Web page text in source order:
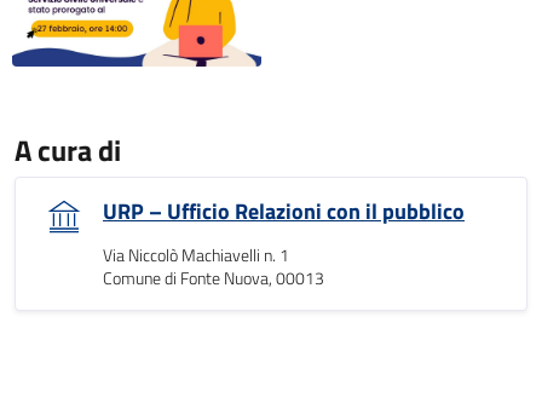
A cura di
URP – Ufficio Relazioni con il pubblico
Via Niccolò Machiavelli n. 1
Comune di Fonte Nuova, 00013